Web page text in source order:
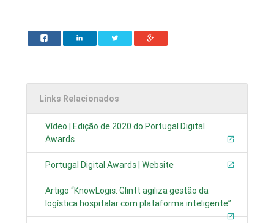
Links Relacionados
Vídeo | Edição de 2020 do Portugal Digital
Awards
Portugal Digital Awards | Website
Artigo “KnowLogis: Glintt agiliza gestão da
logística hospitalar com plataforma inteligente”